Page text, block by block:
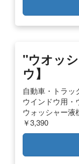
"ウオッ
ウ】
自動車・トラッ
ウインドウ用・
ウォッシャー液
￥3,390